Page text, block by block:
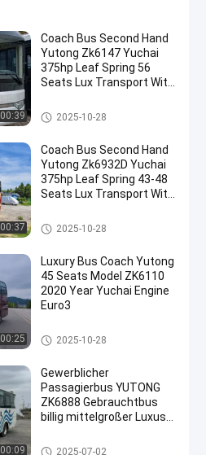
00:39
Coach Bus Second Hand
Yutong Zk6147 Yuchai
375hp Leaf Spring 56
Seats Lux Transport With
Benutzte Yutong-Busse
2025-10-28
00:37
Coach Bus Second Hand
Yutong Zk6932D Yuchai
375hp Leaf Spring 43-48
Seats Lux Transport With
Benutzte Yutong-Busse
2025-10-28
00:25
Luxury Bus Coach Yutong
45 Seats Model ZK6110
2020 Year Yuchai Engine
Euro3
Benutzte Yutong-Busse
2025-10-28
00:09
Gewerblicher
Passagierbus YUTONG
ZK6888 Gebrauchtbus
billig mittelgroßer Luxus
Sitzplätze
Benutzte Yutong-Busse
2025-07-02